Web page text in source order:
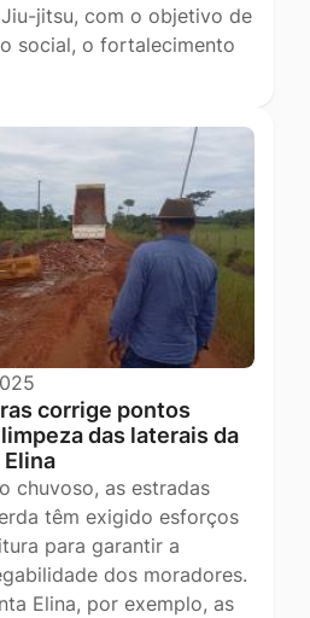
jitsu, com o objetivo de
social, o fortalecimento
corrige pontos
das laterais da
chuvoso, as estradas
têm exigido esforços
para garantir a
dos moradores.
Elina, por exemplo, as